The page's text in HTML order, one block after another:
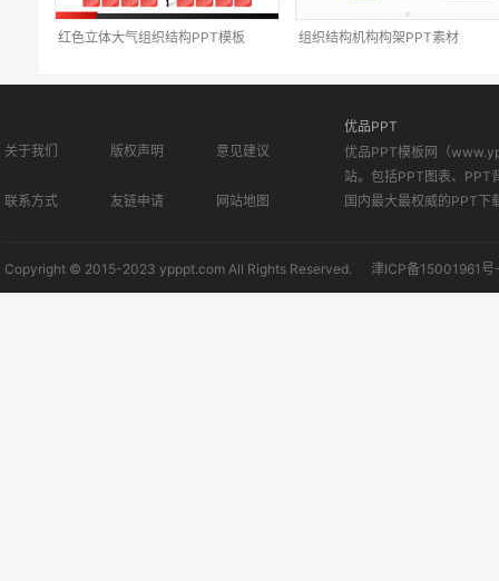
红色立体大气组织结构PPT模板 组织结构机构构架PPT素材
关于我们 版权声明 意见建议
联系方式 友链申请 网站地图
优品PPT
优品PPT模板网（
站。包括PPT图表、PPT
国内最大最权威的PPT下
Copyright © 2015-2023 ypppt.com All Rights Reserved. 津ICP备15001961号